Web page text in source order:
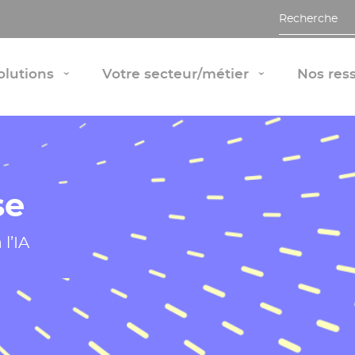
Recherche
› Afficher le panneau "Nos solutions"
Votre secteur/métier › Afficher le
Nos